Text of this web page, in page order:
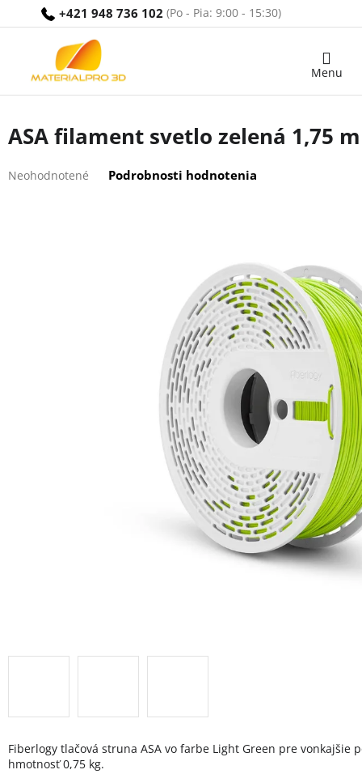
+421 948 736 102
Nákupný
ASA filament svetlo zelená 1,75
hodnotenie
Neohodnotené Podrobnosti hodnotenia
Fiberlogy tlačová struna ASA vo farbe Light Green pre vonkajšie
hmotnosť 0,75 kg.